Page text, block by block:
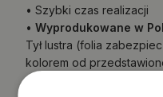
• Szybki czas realizacji
• Wyprodukowane w
Tył lustra (folia
kolorem od
na jakość produktu ani